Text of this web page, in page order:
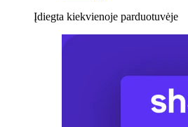
Įdiegta kiekvienoje parduotuvėje